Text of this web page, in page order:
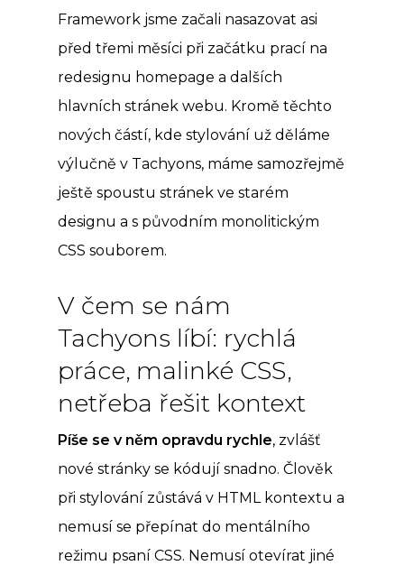
Framework jsme začali nasazovat asi
před třemi měsíci při začátku prací na
redesignu homepage a dalších
hlavních stránek webu. Kromě těchto
nových částí, kde stylování už děláme
výlučně v Tachyons, máme samozřejmě
ještě spoustu stránek ve starém
designu a s původním monolitickým
CSS souborem.
V čem se nám
Tachyons líbí: rychlá
práce, malinké CSS,
netřeba řešit kontext
Píše se v něm opravdu rychle, zvlášť
nové stránky se kódují snadno. Člověk
při stylování zůstává v HTML kontextu a
nemusí se přepínat do mentálního
režimu psaní CSS. Nemusí otevírat jiné